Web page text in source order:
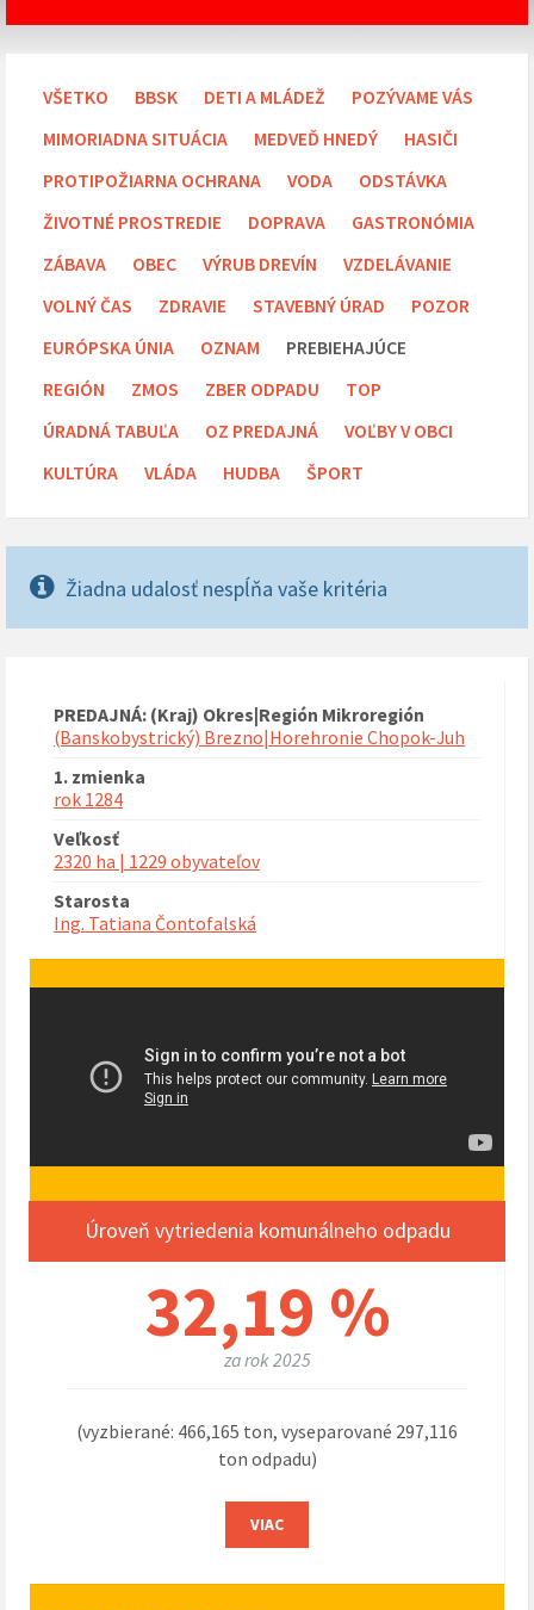
VŠETKO BBSK DETI A MLÁDEŽ
POZÝVAME VÁS
MIMORIADNA SITUÁCIA
MEDVEĎ HNEDÝ
HASIČI
PROTIPOŽIARNA OCHRANA
VODA
ODSTÁVKA
ŽIVOTNÉ PROSTREDIE
DOPRAVA
GASTRONÓMIA
ZÁBAVA
OBEC VÝRUB DREVÍN
VZDELÁVANIE
VOLNÝ ČAS
ZDRAVIE STAVEBNÝ ÚRAD
POZOR
EURÓPSKA ÚNIA
OZNAM
PREBIEHAJÚCE
REGIÓN
ZMOS ZBER ODPADU
TOP
ÚRADNÁ TABUĽA
OZ PREDAJNÁ
VOĽBY V OBCI
KULTÚRA
VLÁDA HUDBA ŠPORT
Žiadna udalosť nespĺňa vaše kritéria
PREDAJNÁ: (Kraj) Okres|Región Mikroregión
(Banskobystrický) Brezno|Horehronie Chopok-Juh
1. zmienka
rok 1284
Veľkosť
2320 ha | 1229 obyvateľov
Starosta
Ing. Tatiana Čontofalská
Úroveň vytriedenia komunálneho odpadu
32,19 %
za rok 2025
(vyzbierané: 466,165 ton, vyseparované 297,116
ton odpadu)
VIAC